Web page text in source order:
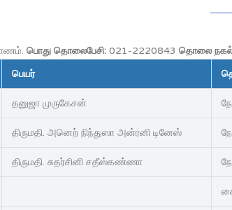
பொது தொலைபேசி: 021-2220843 தொலை
பெயர்
தனுஜா முருகேசன்
திருமதி. அனெற் நிந்துஸா அன்ரனி டினேஸ்
திருமதி. சுதர்சினி சதீஸ்கண்ணா